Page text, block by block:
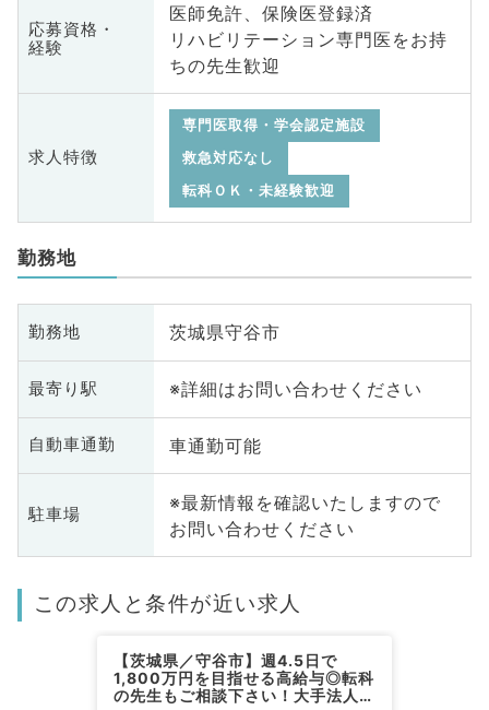
応募資格・
経験
医師免許、保険医登録済
リハビリテーション専門医をお持
ちの先生歓迎
求人特徴
専門医取得・学会認定施設
救急対応なし
転科ＯＫ・未経験歓迎
勤務地
勤務地 茨城県守谷市
最寄り駅 ※詳細はお問い合わせください
自動車通勤 車通勤可能
駐車場
※最新情報を確認いたしますので
お問い合わせください
この求人と条件が近い求人
【茨城県／守谷市】週4.5日で
1,800万円を目指せる高給与◎転科
の先生もご相談下さい！大手法人が